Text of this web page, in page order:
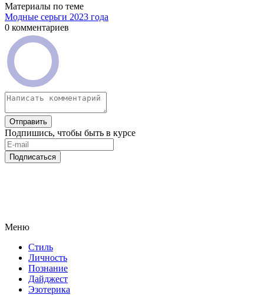
Материалы по теме
Модные серьги 2023 года
0 комментариев
Отправить
Подпишись, чтобы быть в курсе
Подписаться
Меню
Стиль
Личность
Познание
Дайджест
Эзотерика